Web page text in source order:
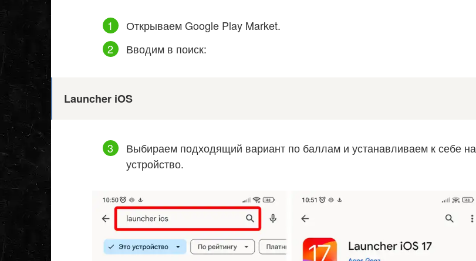
Открываем Google Play Market.
Вводим в поиск:
Launcher iOS
Выбираем подходящий вариант по баллам и устанавливаем к себе на
устройство.